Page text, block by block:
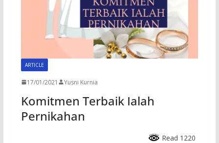
ARTICLE
17/01/2021 Yusni Kurnia
Komitmen Terbaik Ialah
Pernikahan
Read 1220